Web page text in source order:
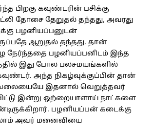
பிறகு கவுண்டரின் பசிக்கு
தோசை தேறுதல் தந்தது, அவரது
பழனியப்பனுடன்
ஆறுதல் தந்தது. தான்
நேர்ந்ததை பழனியப்பனிடம் இந்த
இது போல பலசமயங்களில்
கவுண்டர். அந்த நிகழ்வுக்குப்பின் தான்
இதனால் வெறுத்தவர்
இன்று ஒற்றையாளாய் நாட்களை
பழனியப்பன் கடைக்கு
அவர் மனைவியை